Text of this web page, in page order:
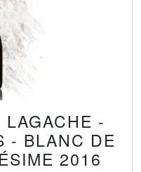
LAGACHE -
- BLANC DE
2016